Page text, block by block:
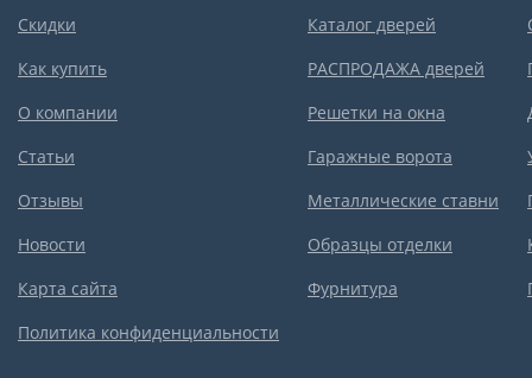
Скидки
Как купить
О компании
Статьи
Отзывы
Новости
Карта сайта
Политика конфиденциальности
Каталог дверей
РАСПРОДАЖА дверей
Решетки на окна
Гаражные ворота
Металлические ставни
Образцы отделки
Фурнитура